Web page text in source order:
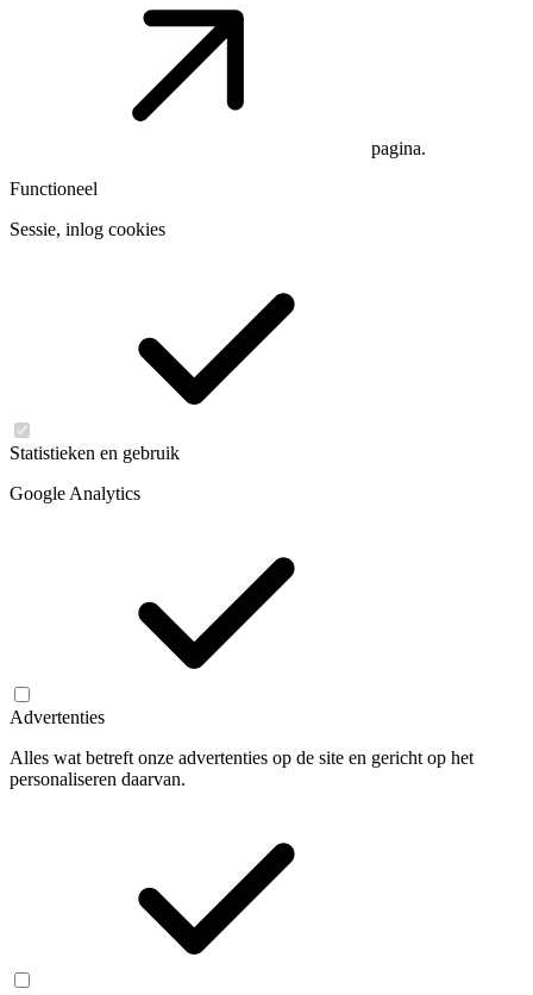
pagina.
Functioneel
Sessie, inlog cookies
Statistieken en gebruik
Google Analytics
Advertenties
Alles wat betreft onze advertenties op de site en gericht op het
personaliseren daarvan.